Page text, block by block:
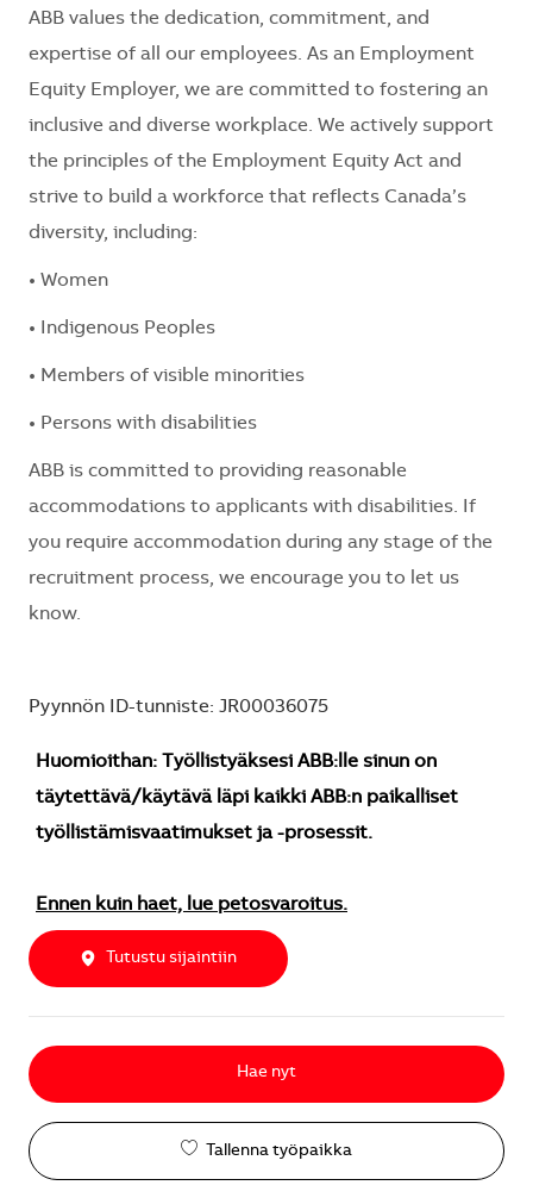
ABB values the dedication, commitment, and
expertise of all our employees. As an Employment
Equity Employer, we are committed to fostering an
inclusive and diverse workplace. We actively support
the principles of the Employment Equity Act and
strive to build a workforce that reflects Canada’s
diversity, including:
• Women
• Indigenous Peoples
• Members of visible minorities
• Persons with disabilities
ABB is committed to providing reasonable
accommodations to applicants with disabilities. If
you require accommodation during any stage of the
recruitment process, we encourage you to let us
know.
Pyynnön ID-tunniste: JR00036075
Huomioithan: Työllistyäksesi ABB:lle sinun on
täytettävä/käytävä läpi kaikki ABB:n paikalliset
työllistämisvaatimukset ja -prosessit.
Ennen kuin haet, lue petosvaroitus.
Tutustu sijaintiin
Hae nyt
Tallenna työpaikka